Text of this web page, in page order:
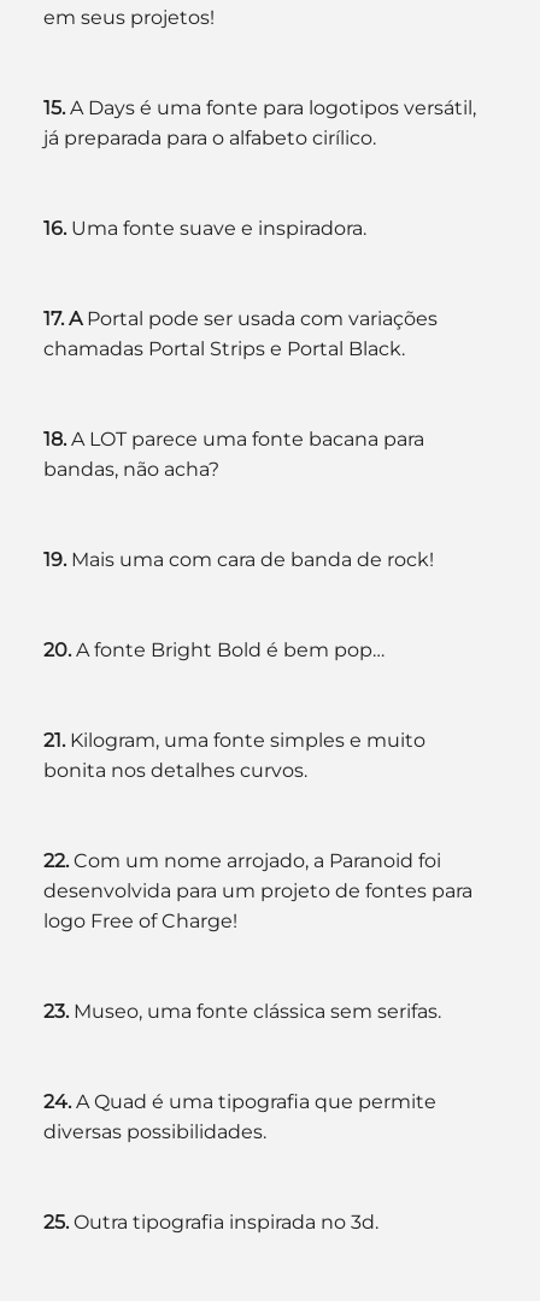
em seus projetos!
15. A Days é uma fonte para logotipos versátil,
já preparada para o alfabeto cirílico.
16. Uma fonte suave e inspiradora.
17. A Portal pode ser usada com variações
chamadas Portal Strips e Portal Black.
18. A LOT parece uma fonte bacana para
bandas, não acha?
19. Mais uma com cara de banda de rock!
20. A fonte Bright Bold é bem pop…
21. Kilogram, uma fonte simples e muito
bonita nos detalhes curvos.
22. Com um nome arrojado, a Paranoid foi
desenvolvida para um projeto de fontes para
logo Free of Charge!
23. Museo, uma fonte clássica sem serifas.
24. A Quad é uma tipografia que permite
diversas possibilidades.
25. Outra tipografia inspirada no 3d.